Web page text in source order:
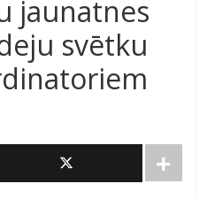
jaunatnes
svētku